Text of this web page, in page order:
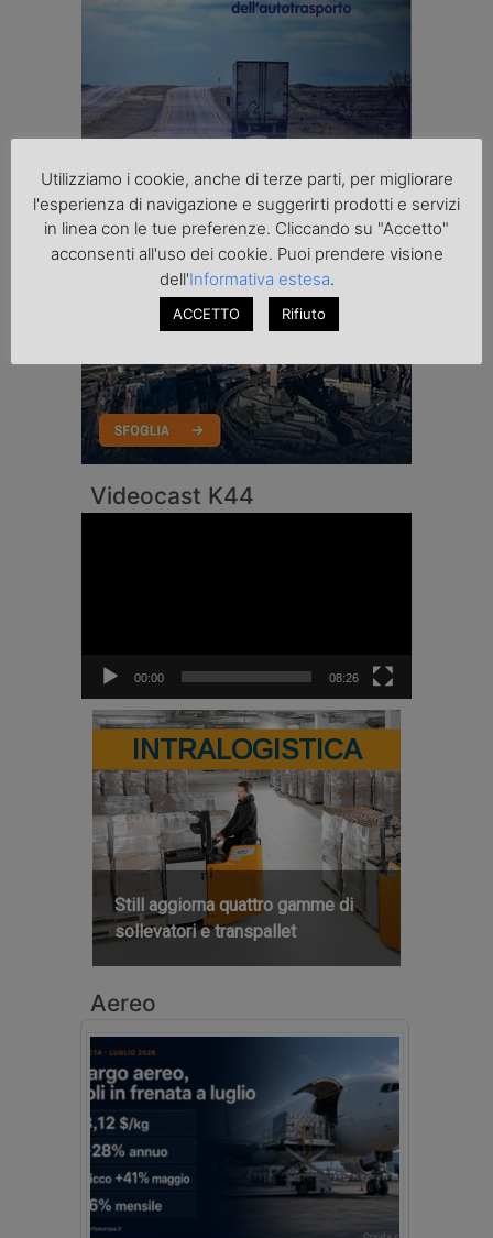
Videocast K44
00:00 08:26
INTRALOGISTICA
Still aggiorna quattro gamme di
sollevatori e transpallet
Aereo
Utilizziamo i cookie, anche di terze parti, per migliorare
l'esperienza di navigazione e suggerirti prodotti e servizi
in linea con le tue preferenze. Cliccando su "Accetto"
acconsenti all'uso dei cookie. Puoi prendere visione
dell'Informativa estesa.
ACCETTO Rifiuto